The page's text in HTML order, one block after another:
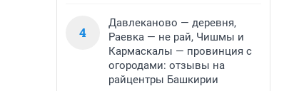
4
Давлеканово — деревня,
Раевка — не рай, Чишмы и
Кармаскалы — провинция с
огородами: отзывы на
райцентры Башкирии